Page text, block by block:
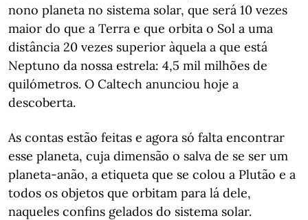
nono planeta no sistema solar, que será 10 vezes
maior do que a Terra e que orbita o Sol a uma
distância 20 vezes superior àquela a que está
Neptuno da nossa estrela: 4,5 mil milhões de
quilómetros. O Caltech anunciou hoje a
descoberta.
As contas estão feitas e agora só falta encontrar
esse planeta, cuja dimensão o salva de se ser um
planeta-anão, a etiqueta que se colou a Plutão e a
todos os objetos que orbitam para lá dele,
naqueles confins gelados do sistema solar.